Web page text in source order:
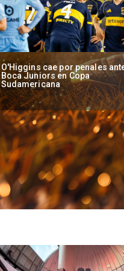
Operadores de apuestas
piden acelerar regulación en
Chile